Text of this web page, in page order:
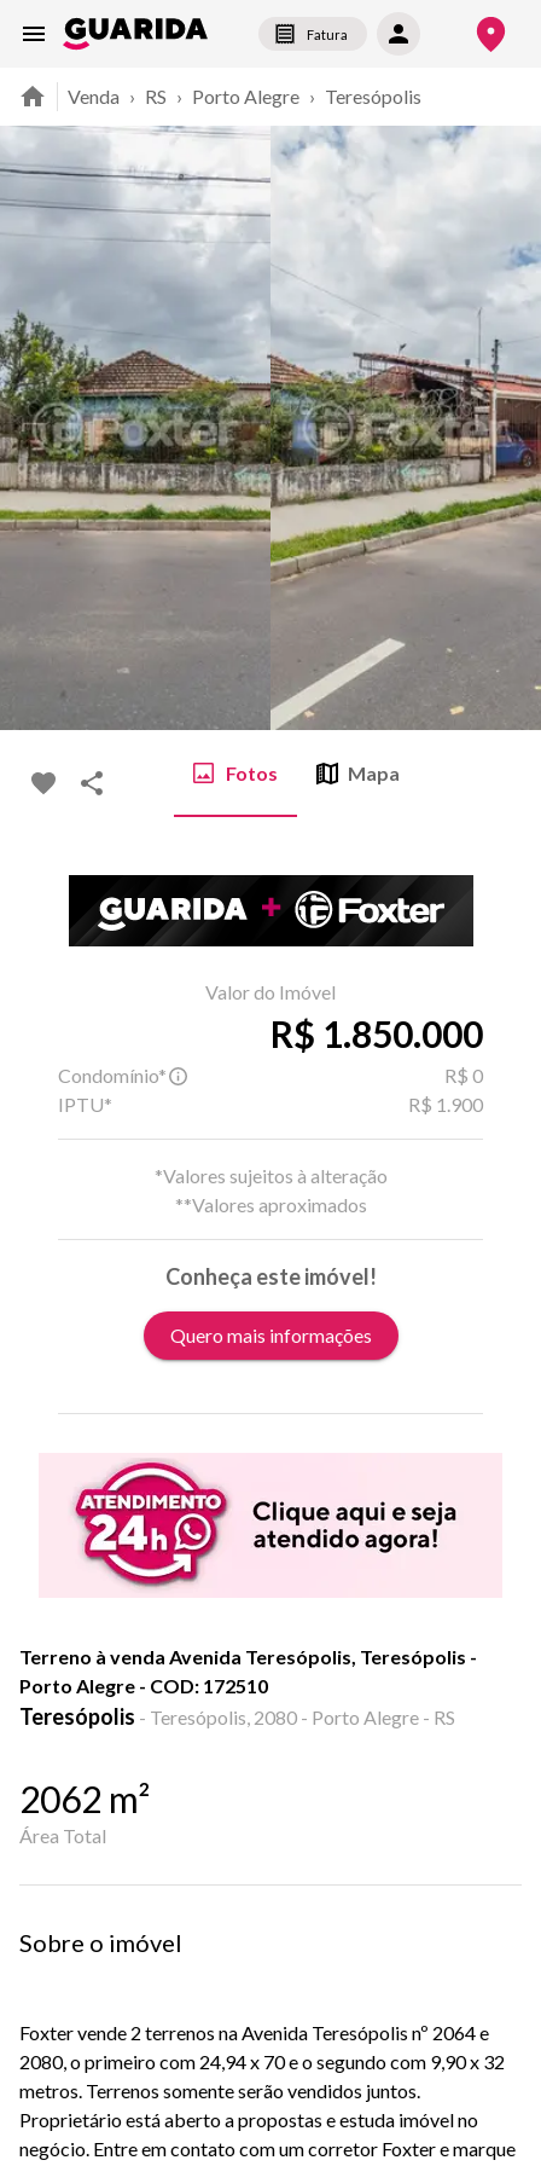
Fatura
Venda › RS › Porto Alegre › Teresópolis
Fotos Mapa
Valor do Imóvel
R$ 1.850.000
Condomínio*
R$ 0
IPTU*
R$ 1.900
*Valores sujeitos à alteração
**Valores aproximados
Conheça este imóvel!
Quero mais informações
Terreno à venda Avenida Teresópolis, Teresópolis -
Porto Alegre - COD: 172510
Teresópolis - Teresópolis, 2080 - Porto Alegre - RS
2062 m²
Área Total
Sobre o imóvel
Foxter vende 2 terrenos na Avenida Teresópolis nº 2064 e
2080, o primeiro com 24,94 x 70 e o segundo com 9,90 x 32
metros. Terrenos somente serão vendidos juntos.
Proprietário está aberto a propostas e estuda imóvel no
negócio. Entre em contato com um corretor Foxter e marque